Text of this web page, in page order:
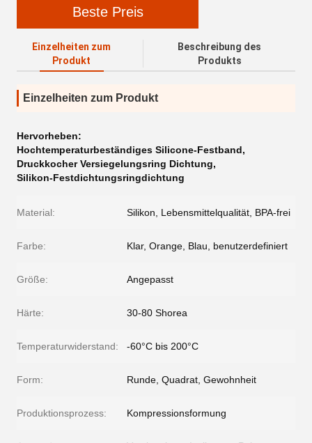
Beste Preis
Einzelheiten zum
Produkt
Beschreibung des
Produkts
Einzelheiten zum Produkt
Hervorheben:
Hochtemperaturbeständiges Silicone-Festband,
Druckkocher Versiegelungsring Dichtung,
Silikon-Festdichtungsringdichtung
Material: Silikon, Lebensmittelqualität, BPA-frei
Farbe: Klar, Orange, Blau, benutzerdefiniert
Größe: Angepasst
Härte: 30-80 Shorea
Temperaturwiderstand: -60°C bis 200°C
Form: Runde, Quadrat, Gewohnheit
Produktionsprozess: Kompressionsformung